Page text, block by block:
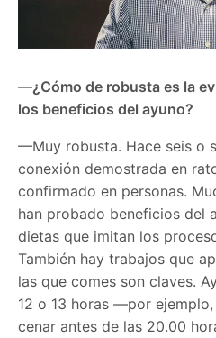
—¿Cómo de robusta es la
los beneficios del ayuno?
—Muy robusta. Hace seis o
conexión demostrada en
confirmado en personas.
han probado beneficios del
dietas que imitan los
También hay trabajos que
las que comes son claves.
12 o 13 horas —por
cenar antes de las 20.00